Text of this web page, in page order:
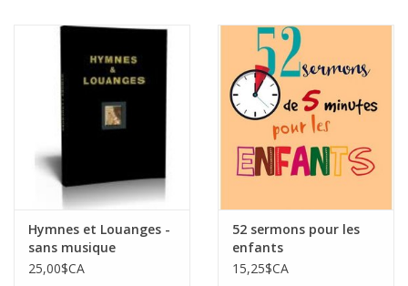
Hymnes et Louanges -
sans musique
25,00$CA
52 sermons pour les
enfants
15,25$CA